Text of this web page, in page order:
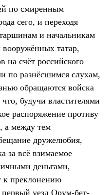
по смиренным
сего, и переходя
и начальникам
татар,
на счёт российского
по разнёсшимся слухам,
обращаются войска
будучи властителями
распоряжение противу
а между тем
дружелюбия,
за всё взимаемое
деньгами,
к преклонению
уезд Орум-бет-